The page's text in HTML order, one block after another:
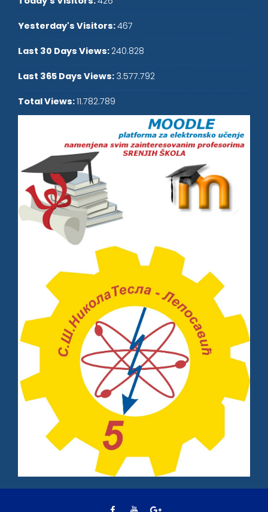
Yesterday's Visitors:467
Last 30 Days Views: 240.828
Last 365 Days Views: 3.577.792
Total Views:11.782.789